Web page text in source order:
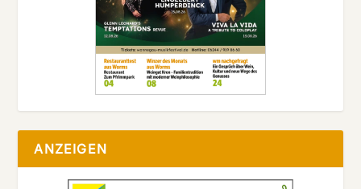
ANZEIGEN